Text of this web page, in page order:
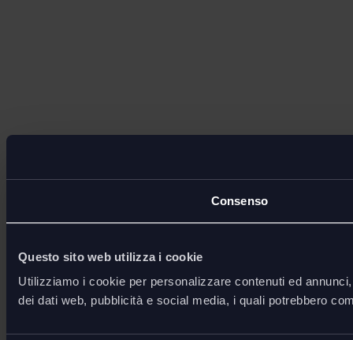
Consenso
Questo sito web utilizza i cookie
Utilizziamo i cookie per personalizzare contenuti ed
dei dati web, pubblicità e social media, i quali potrebbero